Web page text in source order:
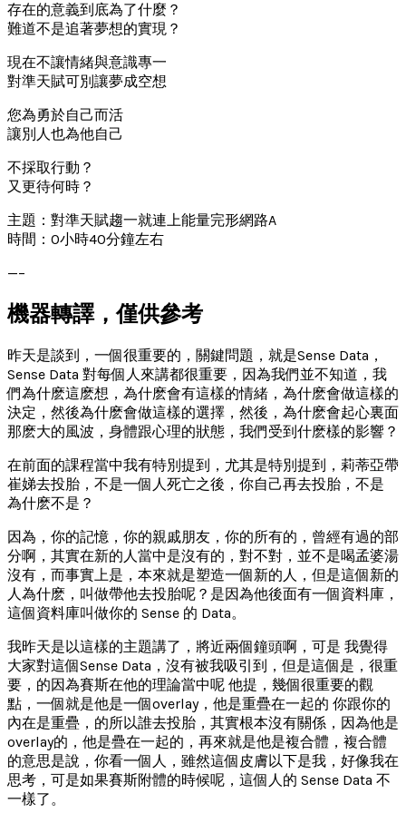
存在的意義到底為了什麼？
難道不是追著夢想的實現？
現在不讓情緒與意識專一
對準天賦可別讓夢成空想
您為勇於自己而活
讓別人也為他自己
不採取行動？
又更待何時？
主題：對準天賦趨一就連上能量完形網路A
時間：0小時40分鐘左右
—–
機器轉譯，僅供參考
昨天是談到，一個很重要的，關鍵問題，就是Sense Data，
Sense Data 對每個人來講都很重要，因為我們並不知道，我
們為什麽這麽想，為什麽會有這樣的情緒，為什麽會做這樣的
決定，然後為什麽會做這樣的選擇，然後，為什麽會起心裏面
那麽大的風波，身體跟心理的狀態，我們受到什麽樣的影響？
在前面的課程當中我有特別提到，尤其是特別提到，莉蒂亞帶
崔娣去投胎，不是一個人死亡之後，你自己再去投胎，不是
為什麽不是？
因為，你的記憶，你的親戚朋友，你的所有的，曾經有過的部
分啊，其實在新的人當中是沒有的，對不對，並不是喝孟婆湯
沒有，而事實上是，本來就是塑造一個新的人，但是這個新的
人為什麽，叫做帶他去投胎呢？是因為他後面有一個資料庫，
這個資料庫叫做你的 Sense 的 Data。
我昨天是以這樣的主題講了，將近兩個鐘頭啊，可是 我覺得
大家對這個Sense Data，沒有被我吸引到，但是這個是，很重
要，的因為賽斯在他的理論當中呢 他提，幾個很重要的觀
點，一個就是他是一個overlay，他是重疊在一起的 你跟你的
內在是重疊，的所以誰去投胎，其實根本沒有關係，因為他是
overlay的，他是疊在一起的，再來就是他是複合體，複合體
的意思是說，你看一個人，雖然這個皮膚以下是我，好像我在
思考，可是如果賽斯附體的時候呢，這個人的 Sense Data 不
一樣了。